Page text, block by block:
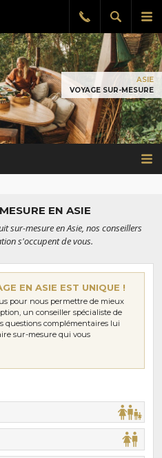
le
Afficher
la
Rappel
gratuit
ASIE
VOYAGE SUR-MESURE
EN ASIE
sur-mesure en Asie, nos conseillers
s'occupent de vous.
EN ASIE EST UNIQUE !
pour nous permettre de mieux
un conseiller spécialiste de
questions complémentaires lui
sur-mesure qui vous